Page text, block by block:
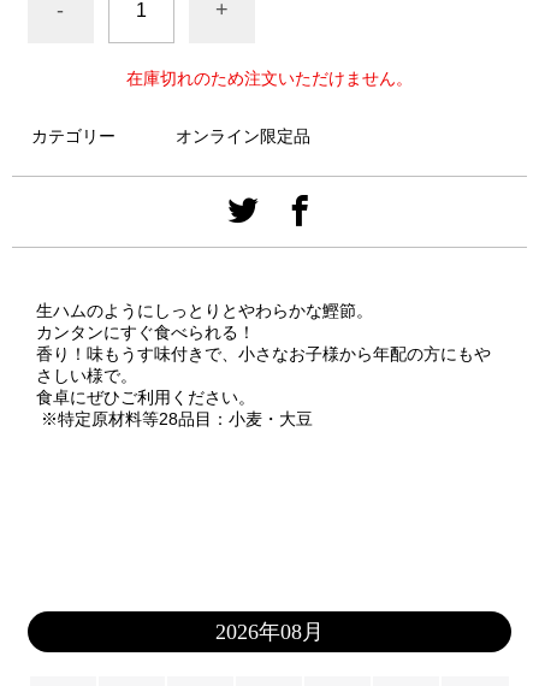
- +
在庫切れのため注文いただけません。
カテゴリー オンライン限定品
生ハムのようにしっとりとやわらかな鰹節。
カンタンにすぐ食べられる！
香り！味もうす味付きで、小さなお子様から年配の方にもや
さしい様で。
食卓にぜひご利用ください。
※特定原材料等28品目：小麦・大豆
2026年08月